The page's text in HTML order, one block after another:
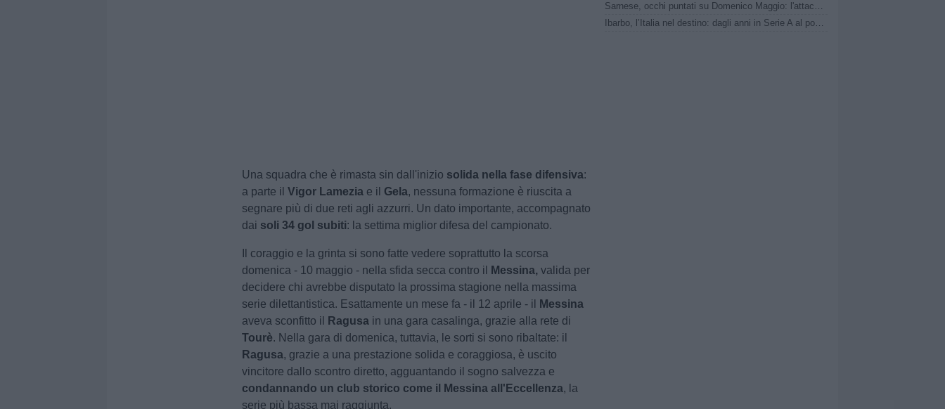
Una squadra che è rimasta sin dall'inizio solida nella fase difensiva:
a parte ilVigor Lamezia e il Gela, nessuna formazione è riuscita a
segnare più di due reti agli azzurri. Un dato importante, accompagnato
dai soli 34 gol subiti: la settima miglior difesa del campionato.
Il coraggio e la grinta si sono fatte vedere soprattutto la scorsa
domenica - 10 maggio - nella sfida secca contro il
Messina,valida per
decidere chi avrebbe disputato la prossima stagione nella massima
serie dilettantistica. Esattamente un mese fa - il 12 aprile - il
Messina
aveva sconfitto il
Ragusa in una gara casalinga, grazie alla rete di
Tourè. Nella gara di domenica, tuttavia, le sorti si sono ribaltate: il
Ragusa, grazie a una prestazione solida e coraggiosa, è uscito
vincitore dallo scontro diretto, agguantando il sogno salvezza e
condannando un club storico come il Messina all'Eccellenza, la
serie più bassa mai raggiunta.
Sarnese, occhi puntati su Domenico Maggio: l'attaccante della Scafatese nel mirino dei granata
Ibarbo, l’Italia nel destino: dagli anni in Serie A al possibile ritorno in Serie D dopo il ritiro